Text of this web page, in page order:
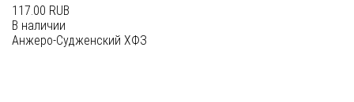
117.00 RUB
В наличии
Анжеро-Судженский ХФЗ